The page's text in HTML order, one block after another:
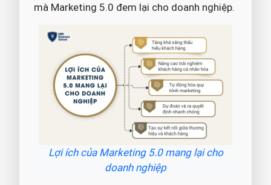
mà Marketing 5.0 đem lại cho doanh nghiệp.
Lợi ích của Marketing 5.0 mang lại cho
doanh nghiệp